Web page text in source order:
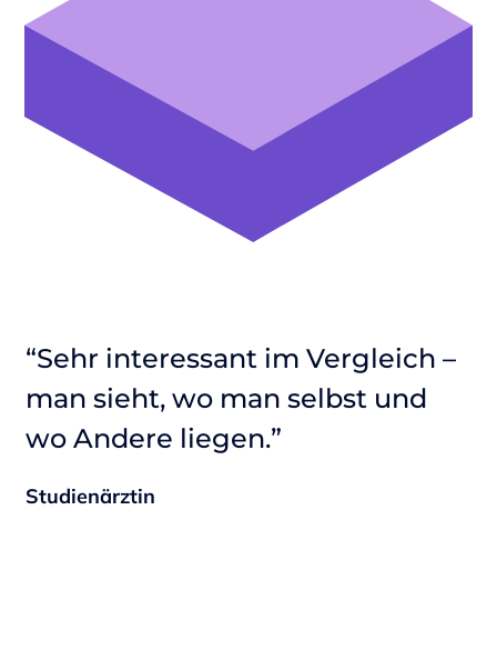
“Sehr interessant im Vergleich –
man sieht, wo man selbst und
wo Andere liegen.”
Studienärztin